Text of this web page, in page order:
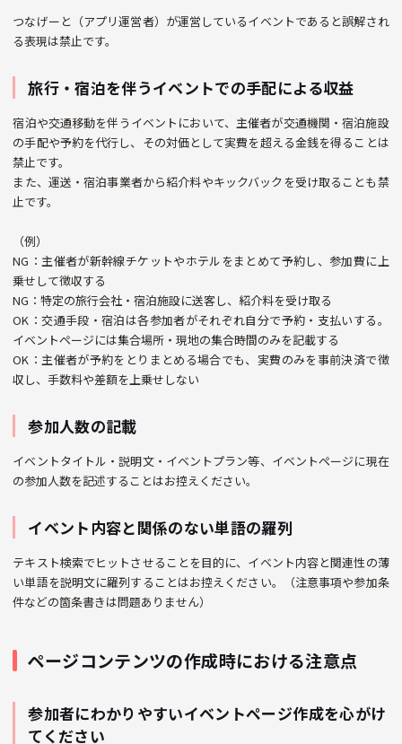
つなげーと（アプリ運営者）が運営しているイベントであると誤解され
る表現は禁止です。
旅行・宿泊を伴うイベントでの手配による収益
宿泊や交通移動を伴うイベントにおいて、主催者が交通機関・宿泊施設
の手配や予約を代行し、その対価として実費を超える金銭を得ることは
禁止です。
また、運送・宿泊事業者から紹介料やキックバックを受け取ることも禁
止です。
（例）
NG：主催者が新幹線チケットやホテルをまとめて予約し、参加費に上
乗せして徴収する
NG：特定の旅行会社・宿泊施設に送客し、紹介料を受け取る
OK：交通手段・宿泊は各参加者がそれぞれ自分で予約・支払いする。
イベントページには集合場所・現地の集合時間のみを記載する
OK：主催者が予約をとりまとめる場合でも、実費のみを事前決済で徴
収し、手数料や差額を上乗せしない
参加人数の記載
イベントタイトル・説明文・イベントプラン等、イベントページに現在
の参加人数を記述することはお控えください。
イベント内容と関係のない単語の羅列
テキスト検索でヒットさせることを目的に、イベント内容と関連性の薄
い単語を説明文に羅列することはお控えください。（注意事項や参加条
件などの箇条書きは問題ありません）
ページコンテンツの作成時における注意点
参加者にわかりやすいイベントページ作成を心がけ
てください